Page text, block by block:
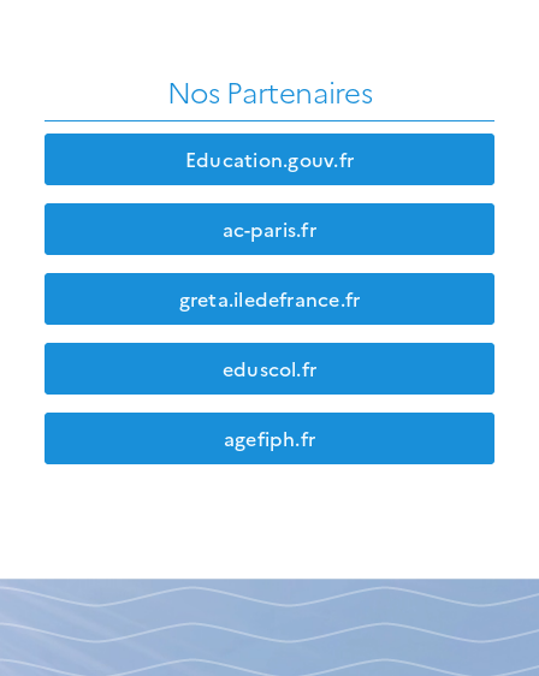
Nos Partenaires
Education.gouv.fr
ac-paris.fr
greta.iledefrance.fr
eduscol.fr
agefiph.fr